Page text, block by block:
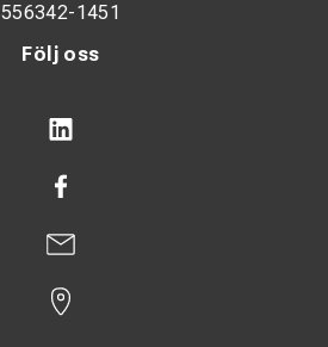
Följ oss
556342-1451